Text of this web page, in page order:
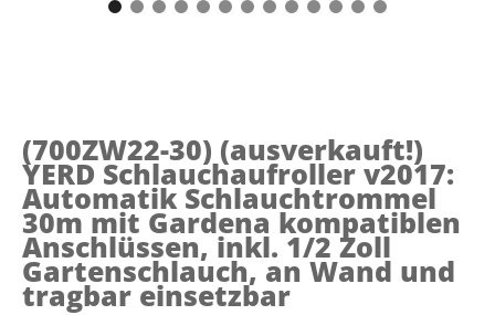
(700ZW22-30) (ausverkauft!)
YERD Schlauchaufroller v2017:
Automatik Schlauchtrommel
30m mit Gardena kompatiblen
Anschlüssen, inkl. 1/2 Zoll
Gartenschlauch, an Wand und
tragbar einsetzbar